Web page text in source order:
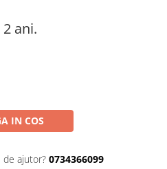
ani.
IN COS
de ajutor? 0734366099